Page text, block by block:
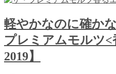
軽やかなのに確か
プレミアムモルツ
2019】